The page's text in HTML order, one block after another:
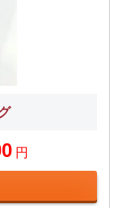
円